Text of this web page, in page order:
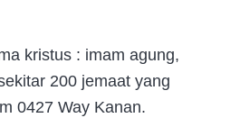
kristus : imam agung,
200 jemaat yang
0427 Way Kanan.